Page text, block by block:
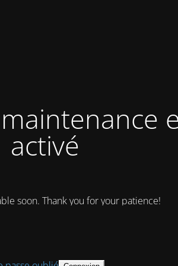
activé
soon. Thank you for your patience!